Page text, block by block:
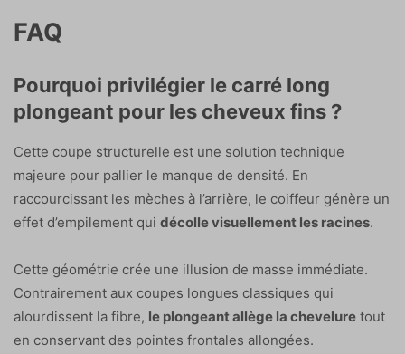
FAQ
Pourquoi privilégier le carré long
plongeant pour les cheveux fins ?
Cette coupe structurelle est une solution technique
majeure pour pallier le manque de densité. En
raccourcissant les mèches à l’arrière, le coiffeur génère un
effet d’empilement qui décolle visuellement les racines.
Cette géométrie crée une illusion de masse immédiate.
Contrairement aux coupes longues classiques qui
alourdissent la fibre, le plongeant allège la chevelure tout
en conservant des pointes frontales allongées.